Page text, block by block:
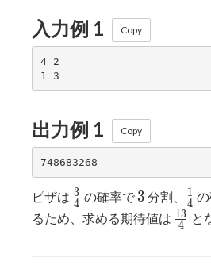
入力例 1 Copy
4 2
出力例 1 Copy
ピザは \frac{3}
{4}
4
3 の確率で 3
3 分割、
{4}
4
1
るため、求める期待値は
{4}
4
13 と